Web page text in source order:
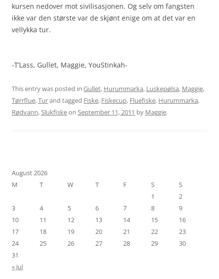
kursen nedover mot sivilisasjonen. Og selv om fangsten
ikke var den største var de skjønt enige om at det var en
vellykka tur.
-T’Lass, Gullet, Maggie, YouStinkah-
This entry was posted in Gullet, Hurummarka, Luskepølsa, Maggie,
Tørrflue,Turand tagged Fiske, Fiskecup, Fluefiske, Hurummarka,
Rødvann,Slukfiskeon September 11, 2011 by Maggie.
August 2026
M
T W T F S
S
1
2
3
4 5 6 7 8
9
10
11 12 13 14 15
16
17
18 19 20 21 22
23
24
25 26 27 28 29
30
31
« Jul